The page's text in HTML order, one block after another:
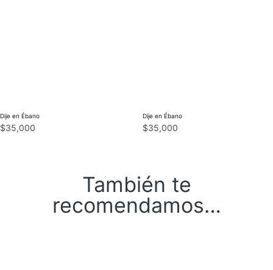
Dije en Ébano
$35,000
Dije en Ébano
$35,000
También te
recomendamos…